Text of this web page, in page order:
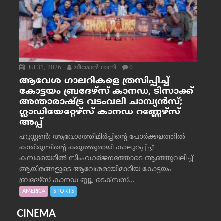
Jul 31, 2026 ജീമോന്‍ റാന്നി 0
ആവേശ ഗാലറികളെ ത്രസിപ്പിച്ച്
കോട്ടയം ബ്രദേഴ്‌സ് കാനഡ, ടിസാക്ക്
അന്താരാഷ്ട്ര വടംവലി ചാമ്പ്യന്‍സ്;
ഗ്ലാഡിയേറ്റേഴ്‌സ് കാനഡ റണ്ണേഴ്‌സ്
അപ്പ്
ഹൂസ്റ്റണ്‍: ആവേശത്തിമിര്‍പ്പിന്റെ പോര്‍ക്കളത്തില്‍
കാരിരുമ്പിന്റെ കരുത്തുമായി കാലുറപ്പിച്ച്
കമ്പക്കയറില്‍ സിംഹഗര്‍ജനത്തോടെ ആഞ്ഞുവലിച്ച്
ആയിരങ്ങളുടെ ആവേശമായിമാറിയ കോട്ടയം
ബ്രദേഴ്‌സ് കാനഡ ബ്ലൂ, ടെക്‌സസ്...
AMERICA SPORTS
CINEMA